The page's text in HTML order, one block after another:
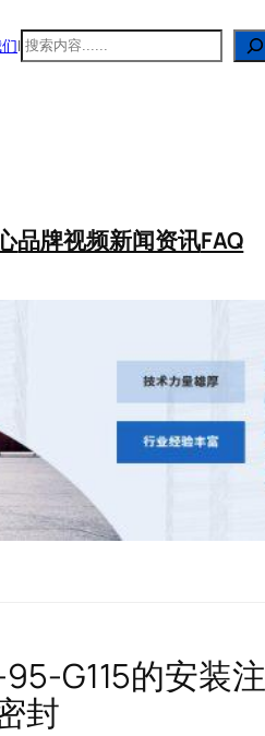
| 搜
品牌视频新闻资讯FAQ
G115的安装注
封